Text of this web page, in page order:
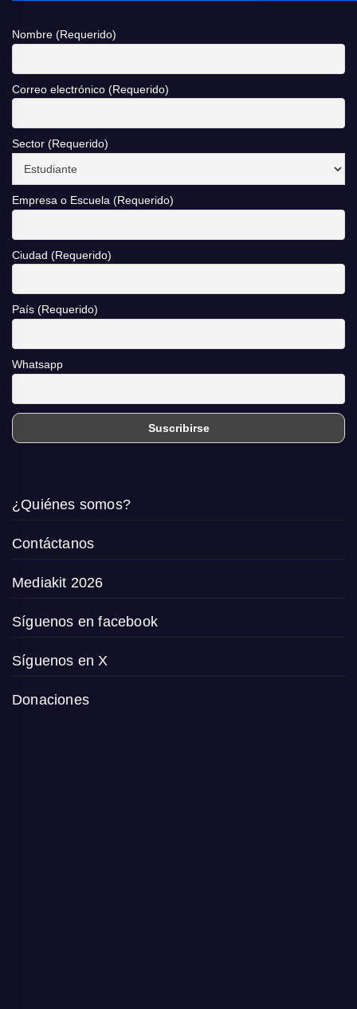
Nombre (Requerido)
Correo electrónico (Requerido)
Sector (Requerido)
Empresa o Escuela (Requerido)
Ciudad (Requerido)
País (Requerido)
Whatsapp
¿Quiénes somos?
Contáctanos
Mediakit 2026
Síguenos en facebook
Síguenos en X
Donaciones